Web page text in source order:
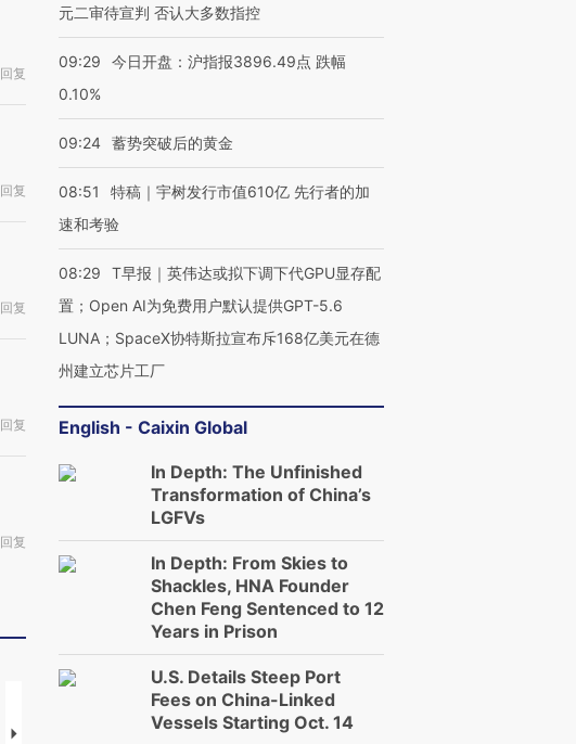
回复
回复
回复
回复
回复
视线｜HYROX的吸金 马航飞行员跨国走私7万
元二审待宣判 否认大多数指控
09:29
今日开盘：沪指报3896.49点 跌幅
0.10%
09:24 蓄势突破后的黄金
08:51
特稿｜宇树发行市值610亿 先行者的加
速和考验
08:29
T早报｜英伟达或拟下调下代GPU显存配
置；Open AI为免费用户默认提供GPT-5.6
LUNA；SpaceX协特斯拉宣布斥168亿美元在德
州建立芯片工厂
English - Caixin Global
In Depth: The Unfinished
Transformation of China’s
LGFVs
In Depth: From Skies to
Shackles, HNA Founder
Chen Feng Sentenced to 12
Years in Prison
U.S. Details Steep Port
Fees on China-Linked
Vessels Starting Oct. 14